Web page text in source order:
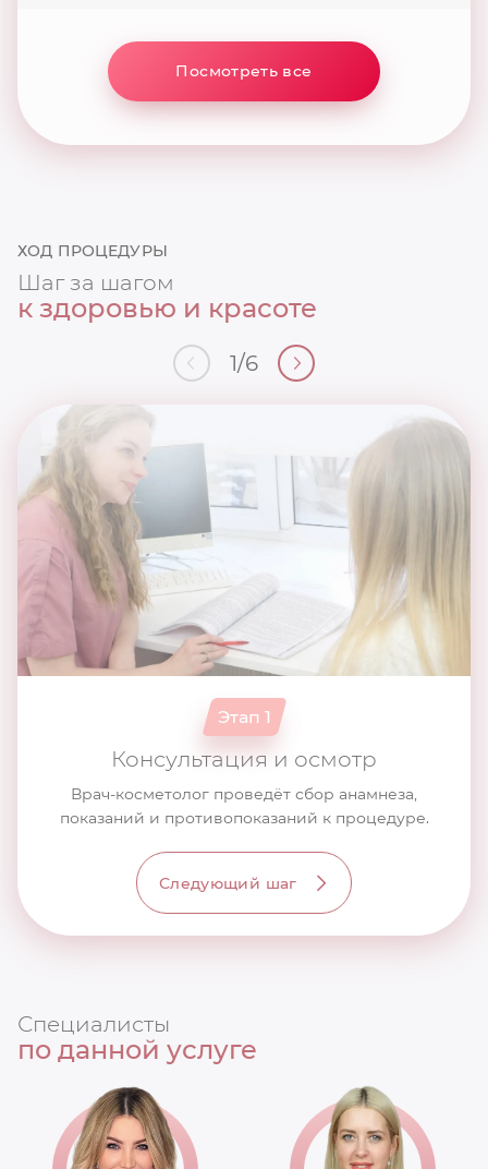
Посмотреть все
ХОД ПРОЦЕДУРЫ
Шаг за шагом
к здоровью и красоте
1/6
Этап 1
Консультация и осмотр
Врач-косметолог проведёт сбор анамнеза,
показаний и противопоказаний к процедуре.
Следующий шаг
Специалисты
по данной услуге